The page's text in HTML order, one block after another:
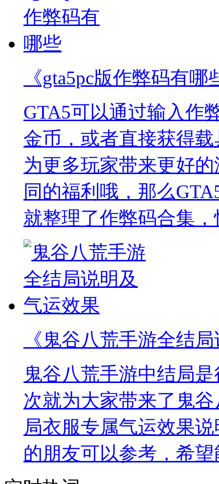
《gta5pc版作弊码有哪
GTA5可以通过输入作
金币，或者直接获得
为更多玩家带来更好
同的福利哦，那么
就整理了作弊码合集
《鬼谷八荒手游全结
鬼谷八荒手游中结局
次就为大家带来了鬼
局衣服专属气运效果
的朋友可以参考，希